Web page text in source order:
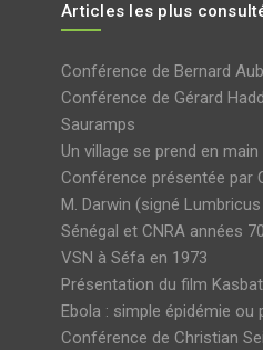
Articles les plus
Conférence de Bernard
Conférence de Gérard
Sauramps
Un village se prend en main
Conférence présentée par
M. Darwin (signé
Sénégal et CNRA années
VSN à Séfa en 1973
Présentation du film
Ebola : simple épidémie ou
Conférence de Christian